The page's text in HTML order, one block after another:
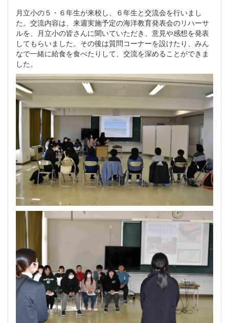
月立小の５・６年生が来校し、６年生と交流会を行いまし
た。交流内容は、来週実施予定の海洋教育発表会のリハーサ
ルを、月立小の皆さんに聞いていただき、意見や感想を発表
してもらいました。その後は質問コーナーを設けたり、みん
なで一緒に給食を食べたりして、交流を深めることができま
した。